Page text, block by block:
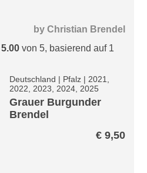
byChristian Brendel
5.00von 5, basierend auf 1
Deutschland | Pfalz | 2021,
2022, 2023, 2024, 2025
Grauer Burgunder
Brendel
€ 9,50